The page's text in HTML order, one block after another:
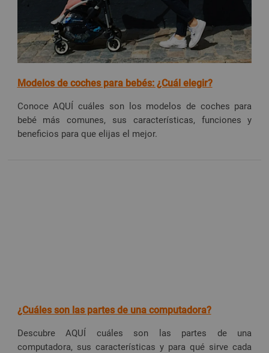
Modelos de coches para bebés: ¿Cuál elegir?
Conoce AQUÍ cuáles son los modelos de coches para
bebé más comunes, sus características, funciones y
beneficios para que elijas el mejor.
¿Cuáles son las partes de una computadora?
Descubre AQUÍ cuáles son las partes de una
computadora, sus características y para qué sirve cada